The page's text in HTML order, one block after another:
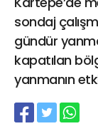
sondaj
gündür
kapatılan
yanmanın